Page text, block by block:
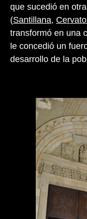
que sucedió en
(Santillana,
transformó en una
le concedió un
desarrollo de la